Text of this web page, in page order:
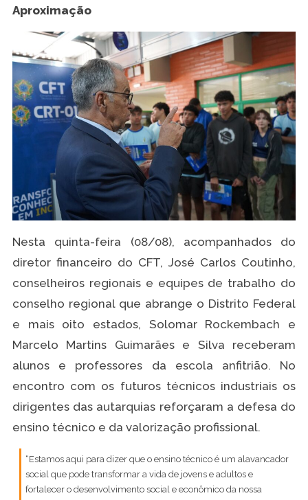
Aproximação
Nesta quinta-feira (08/08), acompanhados do
diretor financeiro do CFT, José Carlos Coutinho,
conselheiros regionais e equipes de trabalho do
conselho regional que abrange o Distrito Federal
e mais oito estados, Solomar Rockembach e
Marcelo Martins Guimarães e Silva receberam
alunos e professores da escola anfitrião. No
encontro com os futuros técnicos industriais os
dirigentes das autarquias reforçaram a defesa do
ensino técnico e da valorização profissional.
“Estamos aqui para dizer que o ensino técnico é um alavancador
social que pode transformar a vida de jovens e adultos e
fortalecer o desenvolvimento social e econômico da nossa